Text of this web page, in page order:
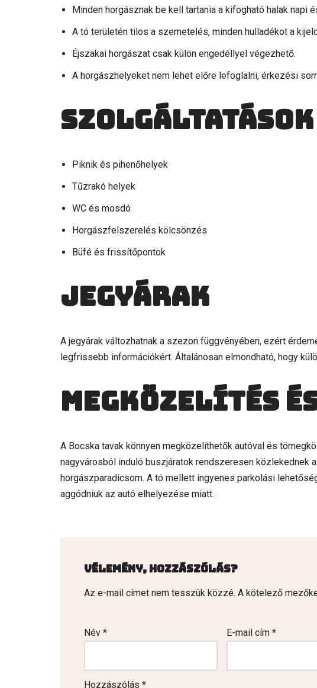
Minden horgásznak be kell tartania a kifogható halak napi
A tó területén tilos a szemetelés, minden hulladékot a
Éjszakai horgászat csak külön engedéllyel végezhető.
A horgászhelyeket nem lehet előre lefoglalni, érkezési
Szolgáltatások
Piknik és pihenőhelyek
Tűzrakó helyek
WC és mosdó
Horgászfelszerelés kölcsönzés
Büfé és frissítőpontok
Jegyárak
A jegyárak változhatnak a szezon függvényében, ezért
legfrissebb információkért. Általánosan elmondható, hogy
Megközelítés
A Bocska tavak könnyen megközelíthetők autóval és
nagyvárosból induló buszjáratok rendszeresen közlekednek
horgászparadicsom. A tó mellett ingyenes parkolási
aggódniuk az autó elhelyezése miatt.
Vélemény, hozzászólás?
Az e-mail címet nem tesszük közzé. A kötelező
Név * E-mail cím*
Hozzászólás *